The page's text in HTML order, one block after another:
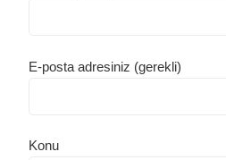
E-posta adresiniz (gerekli)
Konu